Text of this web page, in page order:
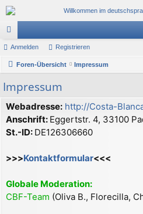
or
en
Anmelden Registrieren
Foren-Übersicht Impressum
Impressum
Webadresse: http://Costa-
Anschrift: Eggertstr. 4, 33100
St.-ID: DE126306660
>>>Kontaktformular<<<
Globale Moderation:
CBF-Team (Oliva B., Florecilla,